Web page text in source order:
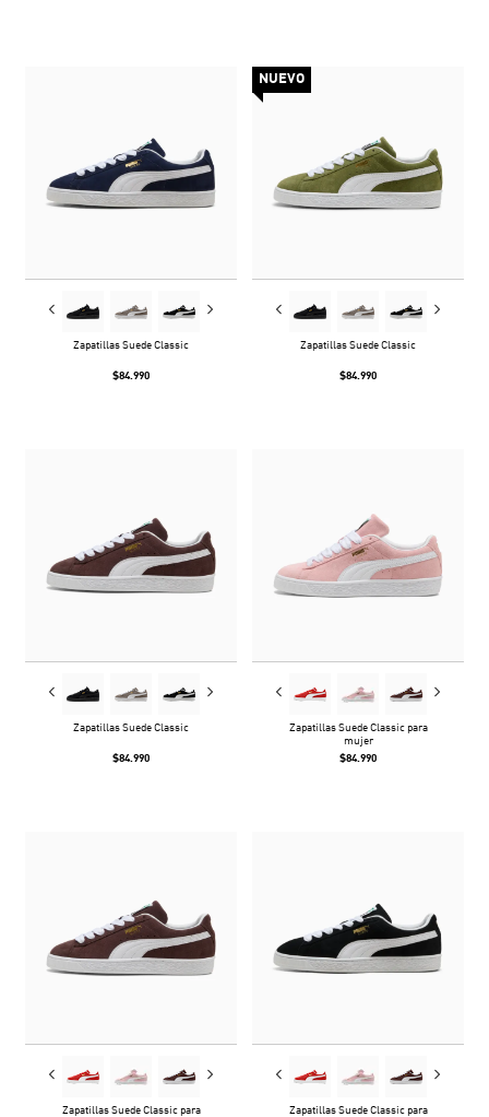
Zapatillas Suede Classic
$84.990
NUEVO
Zapatillas Suede Classic
$84.990
Zapatillas Suede Classic
$84.990
Zapatillas Suede Classic para
mujer
$84.990
Zapatillas Suede Classic para Zapatillas Suede Classic para